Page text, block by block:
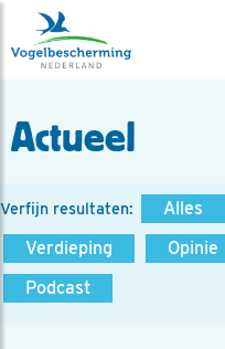
Actueel
Verfijn resultaten: Alles
Verdieping
Opinie
Podcast